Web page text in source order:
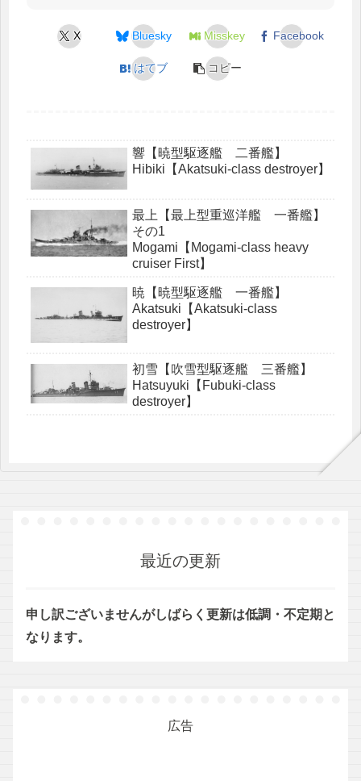
X Bluesky Misskey Facebook
はてブ コピー
響【暁型駆逐艦 二番艦】
Hibiki【Akatsuki-class destroyer】
最上【最上型重巡洋艦 一番艦】
その1
Mogami【Mogami-class heavy
cruiser First】
暁【暁型駆逐艦 一番艦】
Akatsuki【Akatsuki-class
destroyer】
初雪【吹雪型駆逐艦 三番艦】
Hatsuyuki【Fubuki-class
destroyer】
最近の更新
申し訳ございませんがしばらく更新は低調・不定期と
なります。
広告